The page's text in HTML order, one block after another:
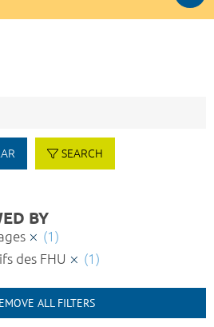
SEARCH
BY
(1)
des FHU
(1)
ALL FILTERS